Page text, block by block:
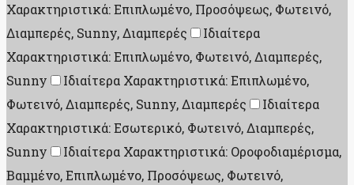
Χαρακτηριστικά: Επιπλωμένο, Προσόψεως, Φωτεινό,
Διαμπερές, Sunny, Διαμπερές
Ιδιαίτερα
Χαρακτηριστικά: Επιπλωμένο, Φωτεινό, Διαμπερές,
Sunny
Ιδιαίτερα Χαρακτηριστικά: Επιπλωμένο,
Φωτεινό, Διαμπερές, Sunny, Διαμπερές
Ιδιαίτερα
Χαρακτηριστικά: Εσωτερικό, Φωτεινό, Διαμπερές,
Sunny
Ιδιαίτερα Χαρακτηριστικά: Οροφοδιαμέρισμα,
Βαμμένο, Επιπλωμένο, Προσόψεως, Φωτεινό,